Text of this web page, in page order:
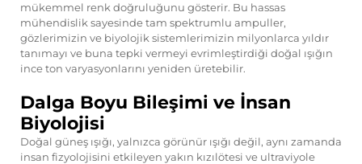
mükemmel renk doğruluğunu gösterir. Bu hassas
mühendislik sayesinde tam spektrumlu ampuller,
gözlerimizin ve biyolojik sistemlerimizin milyonlarca yıldır
tanımayı ve buna tepki vermeyi evrimleştirdiği doğal ışığın
ince ton varyasyonlarını yeniden üretebilir.
Dalga Boyu Bileşimi ve İnsan
Biyolojisi
Doğal güneş ışığı, yalnızca görünür ışığı değil, aynı zamanda
insan fizyolojisini etkileyen yakın kızılötesi ve ultraviyole